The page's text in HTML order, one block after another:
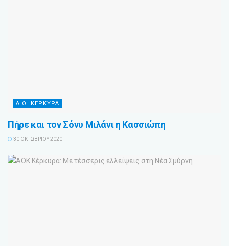
Α.Ο. ΚΕΡΚΥΡΑ
Πήρε και τον Σόνυ Μιλάνι η Κασσιώπη
30 ΟΚΤΩΒΡΊΟΥ 2020